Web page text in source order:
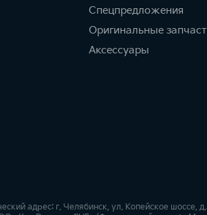
Спецпредложения
Оригинальные
Аксессуары
адрес: г. Челябинск, ул. Копейское шоссе,